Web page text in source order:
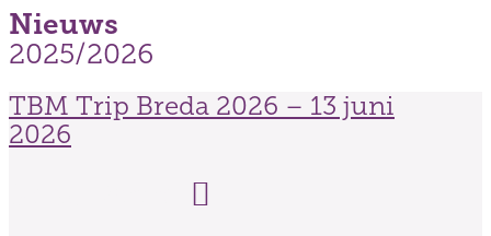
Nieuws
2025/2026
TBM Trip Breda 2026 – 13 juni
2026